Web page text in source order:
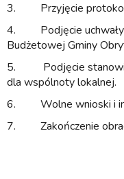
3. Przyjęcie
4. Podjęcie uchwały
Budżetowej Gminy
5. Podjęcie
dla wspólnoty lokalnej.
6. Wolne wnioski i
7. Zakończenie